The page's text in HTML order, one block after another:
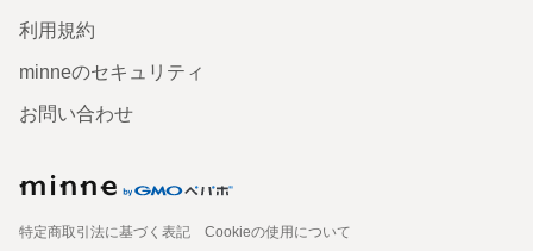
利用規約
minneのセキュリティ
お問い合わせ
特定商取引法に基づく表記
Cookieの使用について